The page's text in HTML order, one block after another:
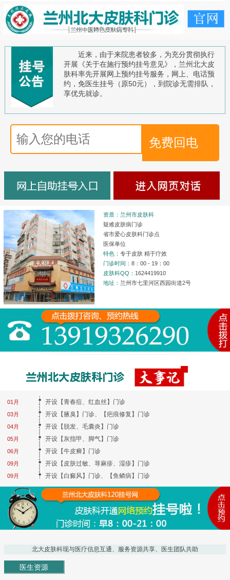
近来，由于来院患者较多，为充分贯彻执行
开展《关于在施行预约挂号意见》，兰州北大皮
肤科率先开展网上预约挂号服务，网上、电话预
约，免医生挂号（原50元），到院诊无需排队，
享优先就诊。
资质：兰州市皮肤科
疑难皮肤病门诊
省市爱心皮肤科门诊点
医保单位
特色：专于皮肤 精于疗效
门诊时间：8：00 - 19：00
皮肤科QQ： 1624419910
地址： 兰州市七里河区西园街道2号
01月
03月
04月
05月
06月
09月
09月
开设【青春痘、红血丝】门诊
开设【腋臭】门诊、【疤痕修复】门诊
开设【脱发、毛囊炎】门诊
开设【灰指甲、脚气】门诊
开设【牛皮癣】门诊
开设【皮肤过敏、荨麻疹、湿疹】门诊
开设【白癜风】门诊、【鱼鳞病】门诊
北大皮肤科现与医疗信息互通、服务资源共享、医生团队共助
医生资源